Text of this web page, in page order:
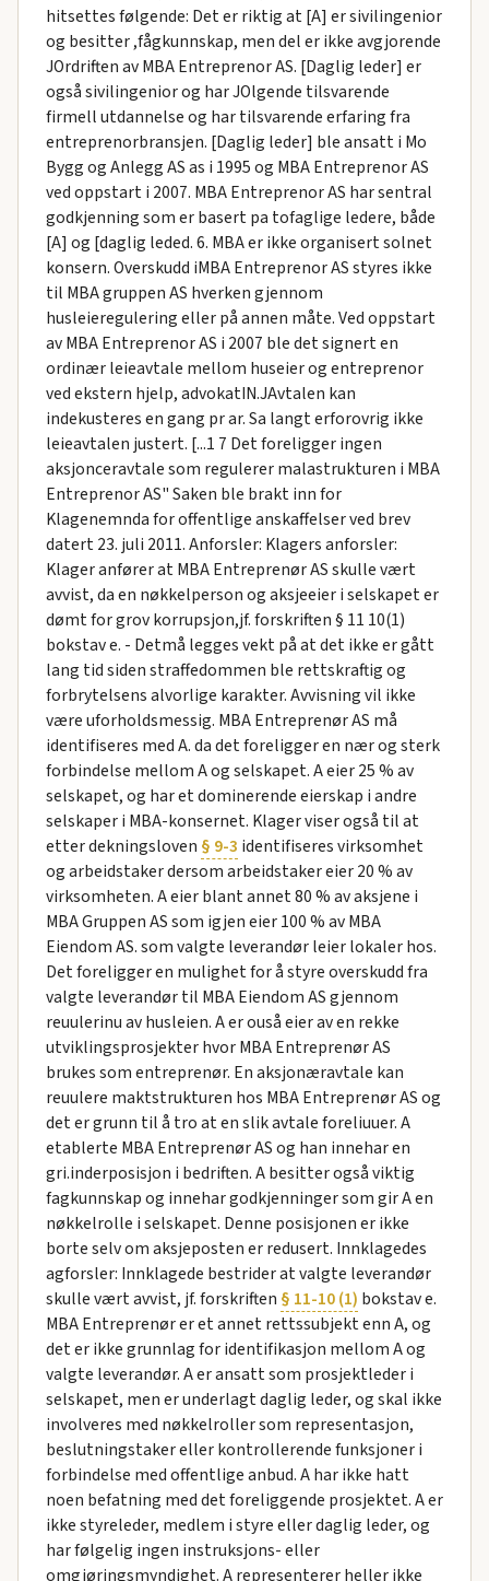
hitsettes følgende: Det er riktig at [A] er sivilingenior
og besitter ,fågkunnskap, men del er ikke avgjorende
JOrdriften av MBA Entreprenor AS. [Daglig leder] er
også sivilingenior og har JOlgende tilsvarende
firmell utdannelse og har tilsvarende erfaring fra
entreprenorbransjen. [Daglig leder] ble ansatt i Mo
Bygg og Anlegg AS as i 1995 og MBA Entreprenor AS
ved oppstart i 2007. MBA Entreprenor AS har sentral
godkjenning som er basert pa tofaglige ledere, både
[A] og [daglig leded. 6. MBA er ikke organisert solnet
konsern. Overskudd iMBA Entreprenor AS styres ikke
til MBA gruppen AS hverken gjennom
husleieregulering eller på annen måte. Ved oppstart
av MBA Entreprenor AS i 2007 ble det signert en
ordinær leieavtale mellom huseier og entreprenor
ved ekstern hjelp, advokatIN.JAvtalen kan
indekusteres en gang pr ar. Sa langt erforovrig ikke
leieavtalen justert. [...1 7 Det foreligger ingen
aksjonceravtale som regulerer malastrukturen i MBA
Entreprenor AS" Saken ble brakt inn for
Klagenemnda for offentlige anskaffelser ved brev
datert 23. juli 2011. Anforsler: Klagers anforsler:
Klager anfører at MBA Entreprenør AS skulle vært
avvist, da en nøkkelperson og aksjeeier i selskapet er
dømt for grov korrupsjon,jf. forskriften § 11 10(1)
bokstav e. - Detmå legges vekt på at det ikke er gått
lang tid siden straffedommen ble rettskraftig og
forbrytelsens alvorlige karakter. Avvisning vil ikke
være uforholdsmessig. MBA Entreprenør AS må
identifiseres med A. da det foreligger en nær og sterk
forbindelse mellom A og selskapet. A eier 25 % av
selskapet, og har et dominerende eierskap i andre
selskaper i MBA-konsernet. Klager viser også til at
etter dekningsloven § 9-3 identifiseres virksomhet
og arbeidstaker dersom arbeidstaker eier 20 % av
virksomheten. A eier blant annet 80 % av aksjene i
MBA Gruppen AS som igjen eier 100 % av MBA
Eiendom AS. som valgte leverandør leier lokaler hos.
Det foreligger en mulighet for å styre overskudd fra
valgte leverandør til MBA Eiendom AS gjennom
reuulerinu av husleien. A er ouså eier av en rekke
utviklingsprosjekter hvor MBA Entreprenør AS
brukes som entreprenør. En aksjonæravtale kan
reuulere maktstrukturen hos MBA Entreprenør AS og
det er grunn til å tro at en slik avtale foreliuuer. A
etablerte MBA Entreprenør AS og han innehar en
gri.inderposisjon i bedriften. A besitter også viktig
fagkunnskap og innehar godkjenninger som gir A en
nøkkelrolle i selskapet. Denne posisjonen er ikke
borte selv om aksjeposten er redusert. Innklagedes
agforsler: Innklagede bestrider at valgte leverandør
skulle vært avvist, jf. forskriften § 11-10 (1) bokstav e.
MBA Entreprenør er et annet rettssubjekt enn A, og
det er ikke grunnlag for identifikasjon mellom A og
valgte leverandør. A er ansatt som prosjektleder i
selskapet, men er underlagt daglig leder, og skal ikke
involveres med nøkkelroller som representasjon,
beslutningstaker eller kontrollerende funksjoner i
forbindelse med offentlige anbud. A har ikke hatt
noen befatning med det foreliggende prosjektet. A er
ikke styreleder, medlem i styre eller daglig leder, og
har følgelig ingen instruksjons- eller
omgjøringsmyndighet. A representerer heller ikke